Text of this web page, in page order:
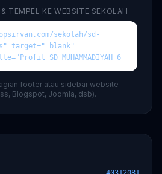
TEMPEL KE WEBSITE SEKOLAH
footer atau sidebar website
Blogspot, Joomla, dsb).